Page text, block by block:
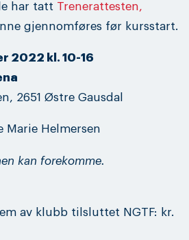
har tatt Trenerattesten,
gjennomføres før kursstart.
2022 kl. 10-16
2651 Østre Gausdal
Marie Helmersen
kan forekomme.
av klubb tilsluttet NGTF: kr.